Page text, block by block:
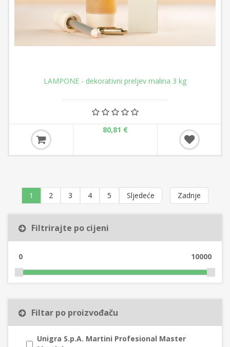
LAMPONE - dekorativni preljev malina 3 kg
80,81 €
1 2 3 4 5 Sljedeće Zadnje
Filtrirajte po cijeni
0 10000
Filtar po proizvođaču
Unigra S.p.A. Martini Profesional Master